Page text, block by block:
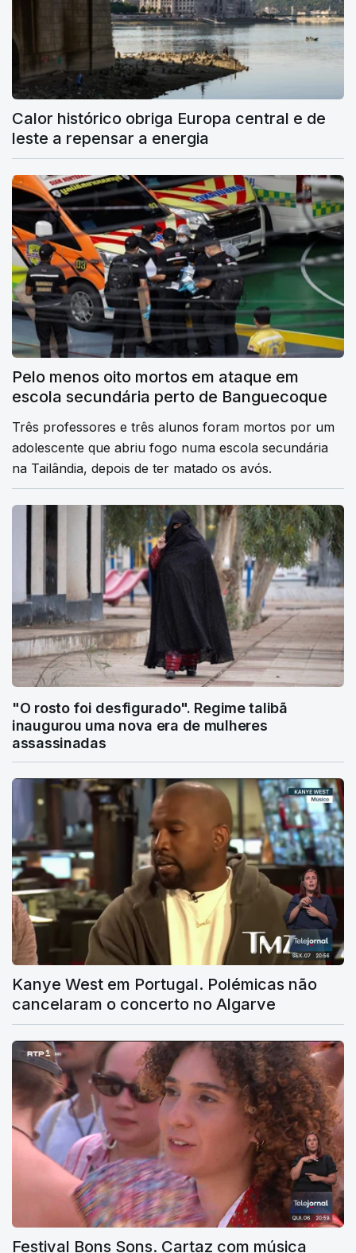
Calor histórico obriga Europa central e de
leste a repensar a energia
Pelo menos oito mortos em ataque em
escola secundária perto de Banguecoque
Três professores e três alunos foram mortos por um
adolescente que abriu fogo numa escola secundária
na Tailândia, depois de ter matado os avós.
"O rosto foi desfigurado". Regime talibã
inaugurou uma nova era de mulheres
assassinadas
Kanye West em Portugal. Polémicas não
cancelaram o concerto no Algarve
Festival Bons Sons. Cartaz com música